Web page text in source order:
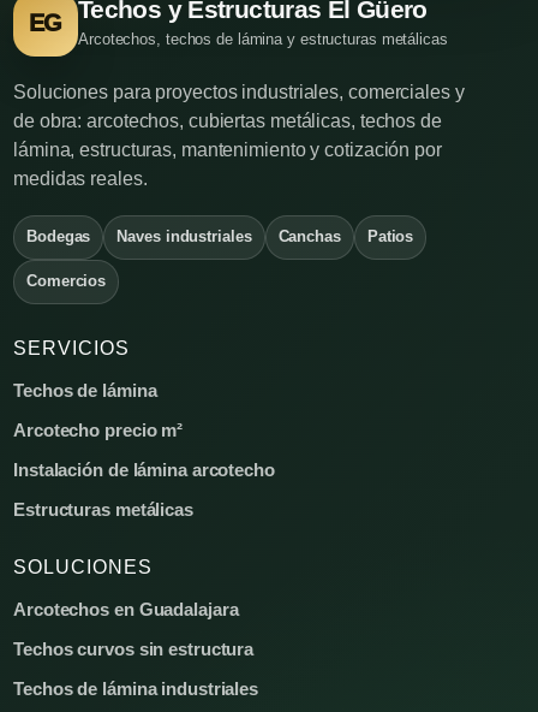
EG
Techos y Estructuras El Güero
Arcotechos, techos de lámina y estructuras metálicas
Soluciones para proyectos industriales, comerciales y
de obra: arcotechos, cubiertas metálicas, techos de
lámina, estructuras, mantenimiento y cotización por
medidas reales.
Bodegas Naves industriales Canchas Patios
Comercios
SERVICIOS
Techos de lámina
Arcotecho precio m²
Instalación de lámina arcotecho
Estructuras metálicas
SOLUCIONES
Arcotechos en Guadalajara
Techos curvos sin estructura
Techos de lámina industriales